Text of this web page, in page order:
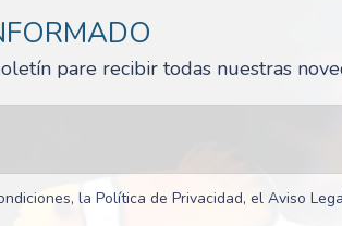
pare recibir todas nuestras
la Política de Privacidad, el Aviso